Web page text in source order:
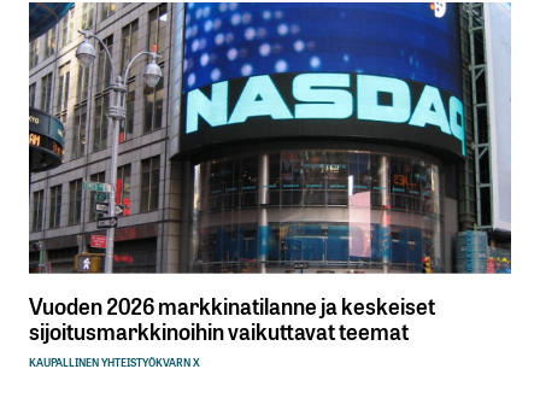
Vuoden 2026 markkinatilanne ja keskeiset
sijoitusmarkkinoihin vaikuttavat teemat
KAUPALLINEN YHTEISTYÖKVARN X